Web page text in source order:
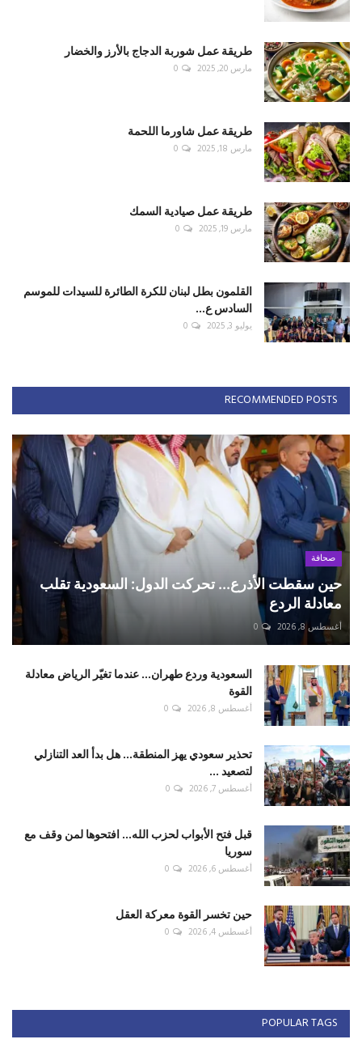
طريقة عمل شوربة الدجاج بالأرز والخضار
مارس 20, 2025 0
طريقة عمل شاورما اللحمة
مارس 18, 2025 0
طريقة عمل صيادية السمك
مارس 19, 2025 0
القلمون بطل لبنان للكرة الطائرة للسيدات للموسم
السادس ع...
يوليو 3, 2025 0
RECOMMENDED POSTS
صحافة
حين سقطت الأذرع... تحركت الدول: السعودية تقلب
معادلة الردع
أغسطس 8, 2026 0
السعودية وردع طهران... عندما تغيّر الرياض معادلة
القوة
أغسطس 8, 2026 0
تحذير سعودي يهز المنطقة... هل بدأ العد التنازلي
لتصعيد ...
أغسطس 7, 2026 0
قبل فتح الأبواب لحزب الله... افتحوها لمن وقف مع
سوريا
أغسطس 6, 2026 0
حين تخسر القوة معركة العقل
أغسطس 4, 2026 0
POPULAR TAGS